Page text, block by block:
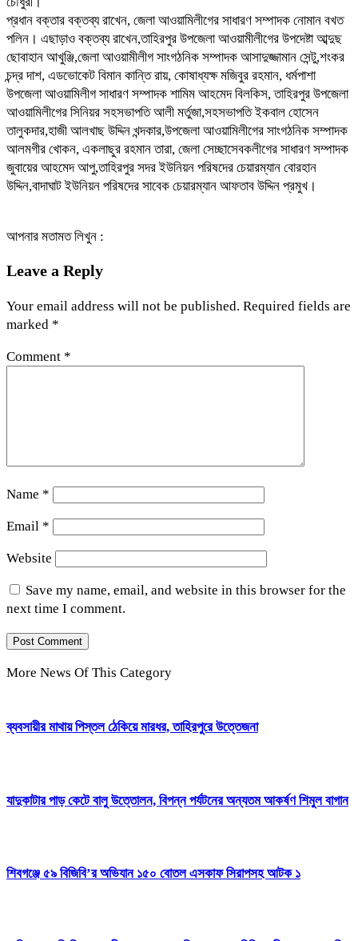
প্রধান বক্তার বক্তব্য রাখেন, জেলা আওয়ামিলীগের সাধারণ সম্পাদক নোমান বখত
পলিন। এছাড়াও বক্তব্য রাখেন,তাহিরপুর উপজেলা আওয়ামীলীগের উপদেষ্টা আব্দুছ
ছোবাহান আখুঞ্জি,জেলা আওয়ামীলীগ সাংগঠনিক সম্পাদক আসাদুজ্জামান সেন্টু,শংকর
চন্দ্র দাশ, এডভোকেট বিমান কান্তি রায়, কোষাধ্যক্ষ মজিবুর রহমান, ধর্মপাশা
উপজেলা আওয়ামিলীগ সাধারণ সম্পাদক শামিম আহমেদ বিলকিস, তাহিরপুর উপজেলা
আওয়ামিলীগের সিনিয়র সহসভাপতি আলী মর্তুজা,সহসভাপতি ইকবাল হোসেন
তালুকদার,হাজী আলখাছ উদ্দিন খন্দকার,উপজেলা আওয়ামিলীগের সাংগঠনিক সম্পাদক
আলমগীর খোকন, একলাছুর রহমান তারা, জেলা সেচ্ছাসেবকলীগের সাধারণ সম্পাদক
জুবায়ের আহমেদ আপু,তাহিরপুর সদর ইউনিয়ন পরিষদের চেয়ারম্যান বোরহান
উদ্দিন,বাদাঘাট ইউনিয়ন পরিষদের সাবেক চেয়ারম্যান আফতাব উদ্দিন প্রমুখ।
আপনার মতামত লিখুন :
Leave a Reply
Your email address will not be published. Required fields are
marked *
Comment *
Name *
Email *
Website
Save my name, email, and website in this browser for the
next time I comment.
More News Of This Category
ব্যবসায়ীর মাথায় পিস্তল ঠেকিয়ে মারধর, তাহিরপুরে উত্তেজনা
যাদুকাটার পাড় কেটে বালু উত্তোলন, বিপন্ন পর্যটনের অন্যতম আকর্ষণ শিমুল বাগান
শিবগঞ্জে ৫৯ বিজিবি’র অভিযান ১৫০ বোতল এসকাফ সিরাপসহ আটক ১